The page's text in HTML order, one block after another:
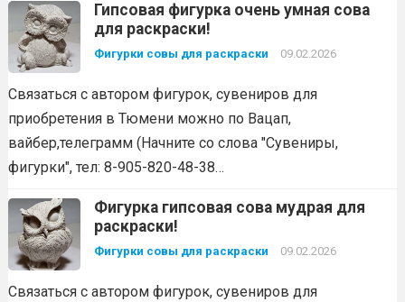
Гипсовая фигурка очень умная сова
для раскраски!
Фигурки совы для раскраски 09.02.2026
Связаться с автором фигурок, сувениров для
приобретения в Тюмени можно по Вацап,
вайбер,телеграмм (Начните со слова "Сувениры,
фигурки", тел: 8-905-820-48-38…
Фигурка гипсовая сова мудрая для
раскраски!
Фигурки совы для раскраски 09.02.2026
Связаться с автором фигурок, сувениров для